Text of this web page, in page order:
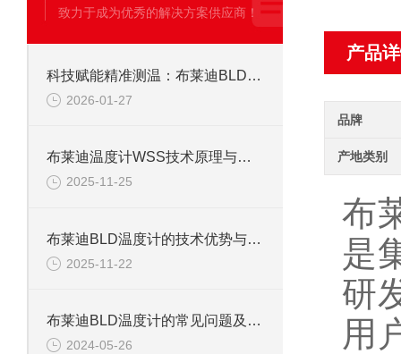
产品
品牌
产地类别
布
是
研
用
致力于成为优秀的解决方案供应商！
科技赋能精准测温：布莱迪BLD温度计的技术优势揭
2026-01-27
布莱迪温度计WSS技术原理与特点
2025-11-25
布莱迪BLD温度计的技术优势与应用解析
2025-11-22
布莱迪BLD温度计的常见问题及解决方法
2024-05-26